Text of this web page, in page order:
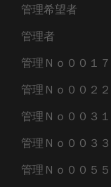
管理希望者
管理者
管理Ｎｏ００１７
管理Ｎｏ００２２
管理Ｎｏ００３１
管理Ｎｏ００３３
管理Ｎｏ００５５